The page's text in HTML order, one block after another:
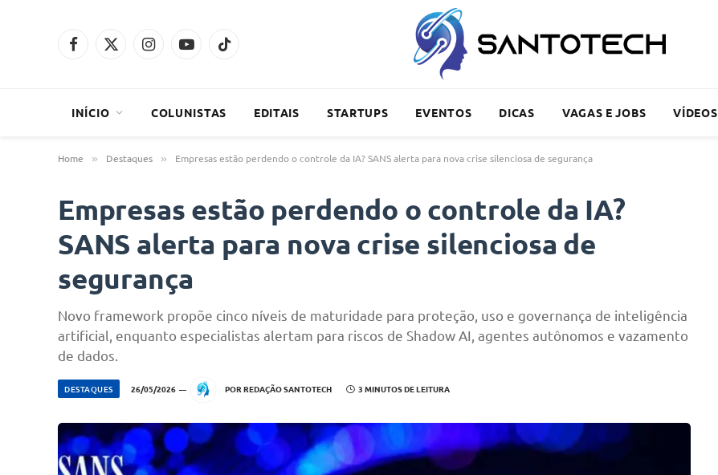
Facebook
X
InstagramYouTubeTikTok
INÍCIO COLUNISTAS EDITAIS STARTUPS EVENTOS DICAS VAGAS E JOBS VÍDEOS
Home » Destaques » Empresas estão perdendo o controle da IA? SANS alerta para nova crise silenciosa de segurança
Empresas estão perdendo o controle da IA?
SANS alerta para nova crise silenciosa de
segurança
Novo framework propõe cinco níveis de maturidade para proteção, uso e governança de inteligência
artificial, enquanto especialistas alertam para riscos de Shadow AI, agentes autônomos e vazamento
de dados.
DESTAQUES 26/05/2026 POR REDAÇÃO SANTOTECH 3 MINUTOS DE LEITURA